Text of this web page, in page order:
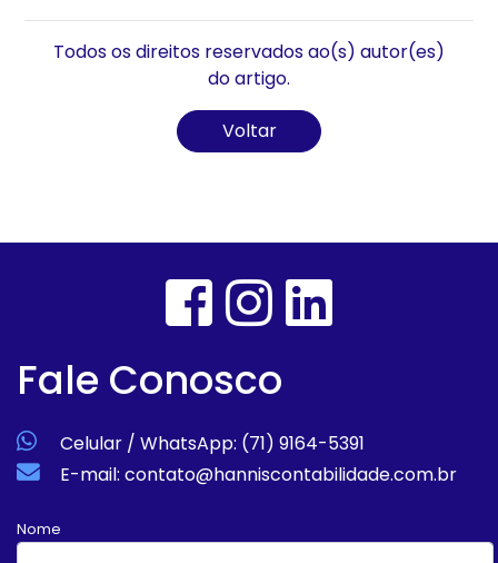
Todos os direitos reservados ao(s) autor(es)
do artigo.
Voltar
Fale Conosco
Celular / WhatsApp: (71) 9164-5391
E-mail: contato@hanniscontabilidade.com.br
Nome